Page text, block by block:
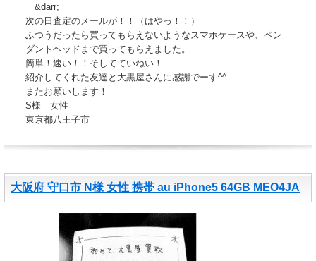
&darr;
次の日査定のメールが！！（はやっ！！）
ふつうだったら買ってもらえないようなスマホケースや、ペン
ダントヘッドまで買ってもらえました。
簡単！速い！！そしてていねい！
紹介してくれた友達と大黒屋さんに感謝でーす^^
またお願いします！
S様 女性
東京都八王子市
大阪府 守口市 N様 女性 携帯 au iPhone5 64GB MEO4JA